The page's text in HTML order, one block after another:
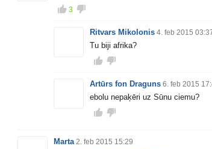
3
Ritvars Mikolonis 4. feb 2015
Tu biji afrika?
Artūrs fon Draguns 6. feb 2015
ebolu nepaķēri uz Sūnu ciemu?
Marta 2. feb 2015 15:29